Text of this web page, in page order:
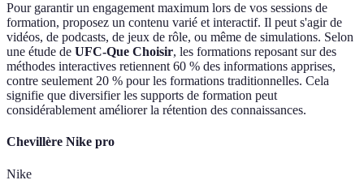
Pour garantir un engagement maximum lors de vos sessions de
formation, proposez un contenu varié et interactif. Il peut s'agir de
vidéos, de podcasts, de jeux de rôle, ou même de simulations. Selon
une étude de UFC-Que Choisir, les formations reposant sur des
méthodes interactives retiennent 60 % des informations apprises,
contre seulement 20 % pour les formations traditionnelles. Cela
signifie que diversifier les supports de formation peut
considérablement améliorer la rétention des connaissances.
Chevillère Nike pro
Nike